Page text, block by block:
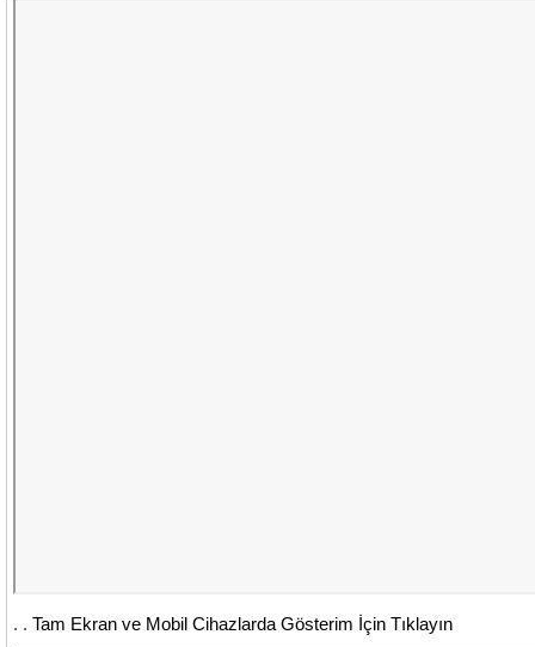
. . Tam Ekran ve Mobil Cihazlarda Gösterim İçin Tıklayın